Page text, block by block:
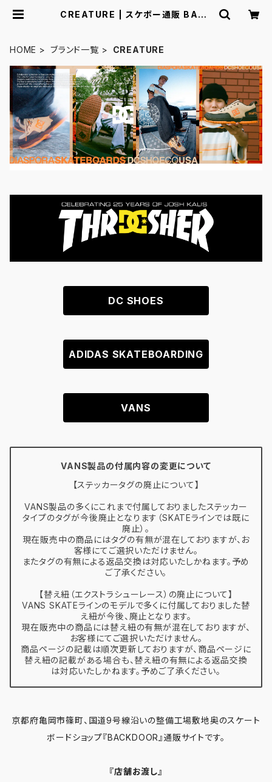
CREATURE | スケボー通販 BACK
HOME ブランド一覧 CREATURE
DC SHOES
ADIDAS SKATEBOARDING
VANS
VANS製品の付属内容の変更について
【ステッカータグの廃止について】
VANS製品の多くにこれまで付属しておりましたステッカー
タイプのタグが今後廃止となります（SKATEラインでは既に
廃止）。
現在販売中の商品にはタグの有無が混在しておりますが、お
客様にてご選択いただけません。
またタグの有無による返品交換は対応いたしかねます。予め
ご了承ください。
【替え紐（エクストラシューレース）の廃止について】
VANS SKATEラインのモデルで多くに付属しておりました替
え紐が今後、廃止となります。
現在販売中の商品には替え紐の有無が混在しておりますが、
お客様にてご選択いただけません。
商品ページの記載は順次更新しておりますが、商品ページに
替え紐の記載がある場合も、替え紐の有無による返品交換
は対応いたしかねます。予めご了承ください。
京都府亀岡市篠町、国道9号線沿いの整備工場敷地奥のスケート
ボードショップ『BACKDOOR』通販サイトです。
『店舗お渡し』